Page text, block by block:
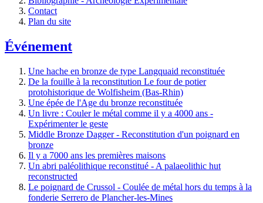
Contact
Plan du site
Événement
Une hache en bronze de type Langquaid reconstituée
De la fouille à la reconstitution Le four de potier
protohistorique de Wolfisheim (Bas-Rhin)
Une épée de l'Age du bronze reconstituée
Un livre : Couler le métal comme il y a 4000 ans -
Expérimenter le geste
Middle Bronze Dagger - Reconstitution d'un poignard en
bronze
Il y a 7000 ans les premières maisons
Un abri paléolithique reconstitué - A palaeolithic hut
reconstructed
Le poignard de Crussol - Coulée de métal hors du temps à la
fonderie Serrero de Plancher-les-Mines